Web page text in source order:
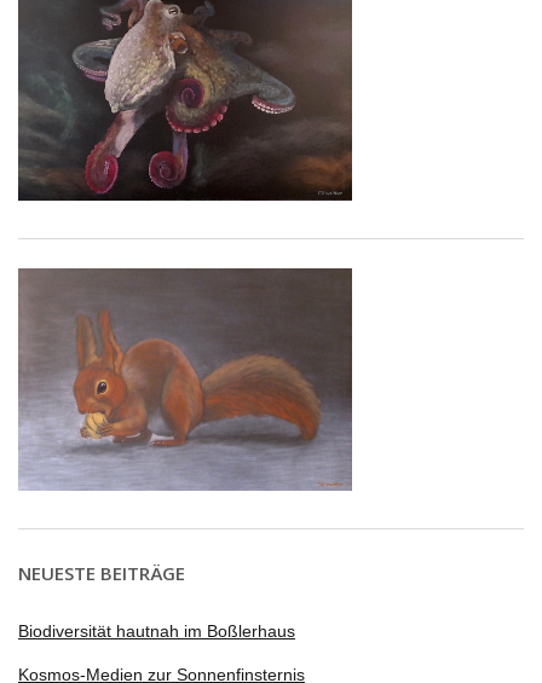
NEUESTE BEITRÄGE
Biodiversität hautnah im Boßlerhaus
Kosmos-Medien zur Sonnenfinsternis